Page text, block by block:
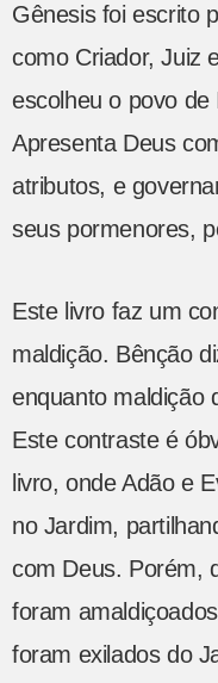
Gênesis foi escrito
como Criador, Juiz
escolheu o povo
Apresenta Deus
atributos, e
seus pormenores,
Este livro faz um
maldição. Bênção
enquanto maldição
Este contraste é
livro, onde Adão e
no Jardim,
com Deus. Porém,
foram
foram exilados do